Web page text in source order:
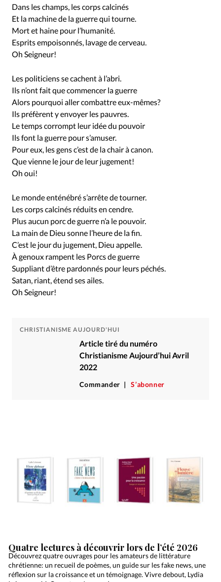
Dans les champs, les corps calcinés
Et la machine de la guerre qui tourne.
Mort et haine pour l’humanité.
Esprits empoisonnés, lavage de cerveau.
Oh Seigneur!
Les politiciens se cachent à l’abri.
Ils n’ont fait que commencer la guerre
Alors pourquoi aller combattre eux-mêmes?
Ils préfèrent y envoyer les pauvres.
Le temps corrompt leur idée du pouvoir
Ils font la guerre pour s’amuser.
Pour eux, les gens c’est de la chair à canon.
Que vienne le jour de leur jugement!
Oh oui!
Le monde enténébré s’arrête de tourner.
Les corps calcinés réduits en cendre.
Plus aucun porc de guerre n’a le pouvoir.
La main de Dieu sonne l’heure de la fin.
C’est le jour du jugement, Dieu appelle.
À genoux rampent les Porcs de guerre
Suppliant d’être pardonnés pour leurs péchés.
Satan, riant, étend ses ailes.
Oh Seigneur!
CHRISTIANISME AUJOURD'HUI
Article tiré du numéro
Christianisme Aujourd’hui Avril
2022
Commander S’abonner
Quatre lectures à découvrir lors de l’été 2026
Découvrez quatre ouvrages pour les amateurs de littérature
chrétienne: un recueil de poèmes, un guide sur les fake news, une
réflexion sur la croissance et un témoignage. Vivre debout, Lydia